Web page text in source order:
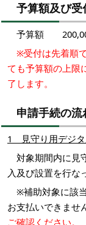
予算額及び受
予算額 200,000
※受付は先着順
ても予算額の上限
了します。
申請手続の流
1 見守り用デジタ
対象期間内に見
入及び設置を行な
※補助対象に該
お支払いできませ
ご確認ください。